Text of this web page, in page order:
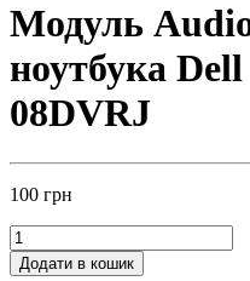
Модуль
ноутбука
08DVRJ
100 грн
Додати в кошик